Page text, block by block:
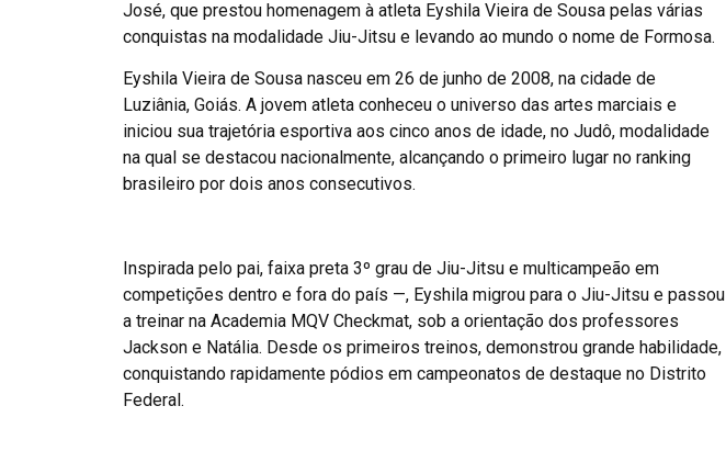
José, que prestou homenagem à atleta Eyshila Vieira de Sousa pelas várias
conquistas na modalidade Jiu-Jitsu e levando ao mundo o nome de Formosa.
Eyshila Vieira de Sousa nasceu em 26 de junho de 2008, na cidade de
Luziânia, Goiás. A jovem atleta conheceu o universo das artes marciais e
iniciou sua trajetória esportiva aos cinco anos de idade, no Judô, modalidade
na qual se destacou nacionalmente, alcançando o primeiro lugar no ranking
brasileiro por dois anos consecutivos.
Inspirada pelo pai, faixa preta 3º grau de Jiu-Jitsu e multicampeão em
competições dentro e fora do país —, Eyshila migrou para o Jiu-Jitsu e passou
a treinar na Academia MQV Checkmat, sob a orientação dos professores
Jackson e Natália. Desde os primeiros treinos, demonstrou grande habilidade,
conquistando rapidamente pódios em campeonatos de destaque no Distrito
Federal.